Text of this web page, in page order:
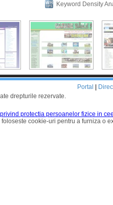
Keyword Density
drepturile rezervate.
Portal
protectia persoanelor fizice in
cookie-uri pentru a furniza o